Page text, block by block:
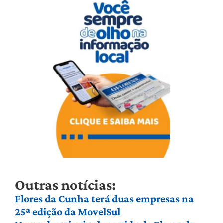
Outras notícias:
Flores da Cunha terá duas empresas na
25ª edição da MovelSul